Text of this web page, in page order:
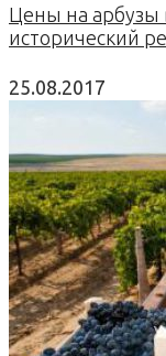
Цены на арбузы
исторический
25.08.2017